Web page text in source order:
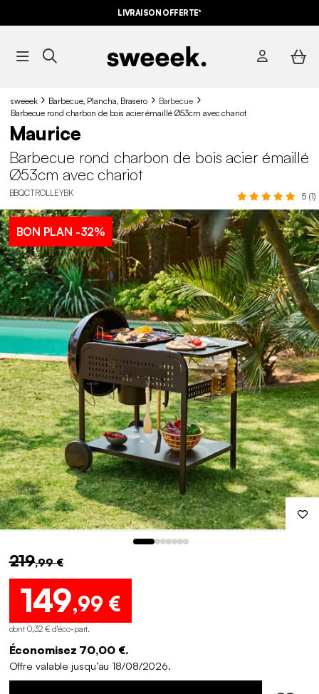
LIVRAISON OFFERTE*
sweeek Barbecue, Plancha, Brasero
Barbecue
Barbecue rond charbon de bois acier émaillé Ø53cm avec chariot
Maurice
Barbecue rond charbon de bois acier émaillé
Ø53cm avec chariot
BBQCTROLLEYBK 5 (1)
BON PLAN -32%
219,99 €
149,99 €
dont 0,32 € d'éco-part.
Économisez 70,00 €.
Offre valable jusqu’au 18/08/2026.